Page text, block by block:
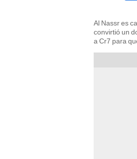
Al Nassr es
convirtió un
a Cr7 para